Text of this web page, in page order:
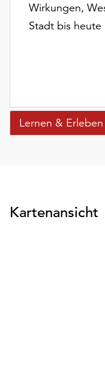
Wirkungen,
Stadt bis heute
Lernen & Erleben
Kartenansicht